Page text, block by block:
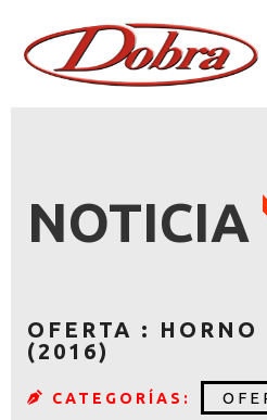
NOTICIA
OFERTA : HORNO
(2016)
CATEGORÍAS: